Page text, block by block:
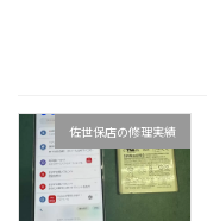
佐世保店の修理実績